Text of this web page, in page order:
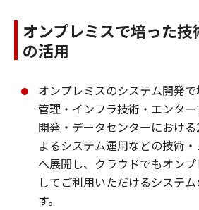
オンプレミスで培った
の活用
オンプレミスのシステム開発
管理・インフラ技術・エンタ
開発・データセンターにおけ
よるシステム運用などの技術
へ展開し、クラウドでもオン
してご利用いただけるシステ
す。